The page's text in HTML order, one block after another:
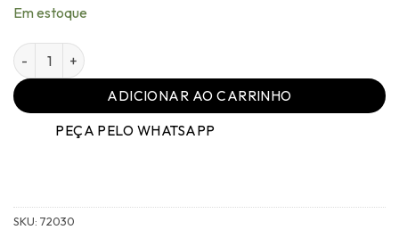
Em estoque
Brinco Argola Contemporânea Dourado Latte Gr - 001
ADICIONAR AO CARRINHO
PEÇA PELO WHATSAPP
SKU: 72030